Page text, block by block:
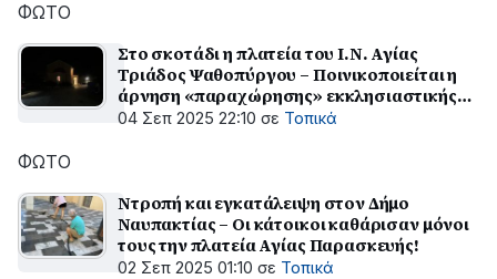
ΦΩΤΟ
Στο σκοτάδι η πλατεία του Ι.Ν. Αγίας
Τριάδος Ψαθοπύργου – Ποινικοποιείται η
άρνηση «παραχώρησης» εκκλησιαστικής
περιουσίας;
04 Σεπ 2025 22:10 σε Τοπικά
ΦΩΤΟ
Ντροπή και εγκατάλειψη στον Δήμο
Ναυπακτίας – Οι κάτοικοι καθάρισαν μόνοι
τους την πλατεία Αγίας Παρασκευής!
02 Σεπ 2025 01:10 σε Τοπικά